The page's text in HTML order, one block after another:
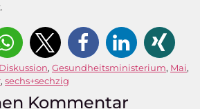
Diskussion, Gesundheitsministerium, Mai,
, sechs+sechzig
Kommentar